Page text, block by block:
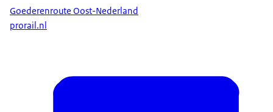
Goederenroute Oost-Nederland
prorail.nl